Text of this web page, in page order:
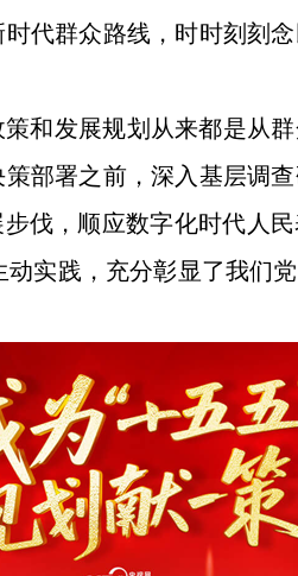
代群众路线，时时刻刻
和发展规划从来都是从
部署之前，深入基层调
伐，顺应数字化时代人
实践，充分彰显了我们